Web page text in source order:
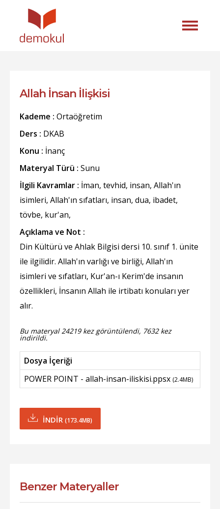
Allah İnsan İlişkisi
Kademe : Ortaöğretim
Ders : DKAB
Konu : İnanç
Materyal Türü : Sunu
İlgili Kavramlar : İman, tevhid, insan, Allah'ın
isimleri, Allah'ın sıfatları, insan, dua, ibadet,
tövbe, kur'an,
Açıklama ve Not :
Din Kültürü ve Ahlak Bilgisi dersi 10. sınıf 1. ünite
ile ilgilidir. Allah'ın varlığı ve birliği, Allah'ın
isimleri ve sıfatları, Kur'an-ı Kerim'de insanın
özellikleri, İnsanın Allah ile irtibatı konuları yer
alır.
Bu materyal 24219 kez görüntülendi, 7632 kez
indirildi.
Dosya İçeriği
POWER POINT - allah-insan-iliskisi.ppsx (2.4MB)
İNDİR (173.4MB)
Benzer Materyaller